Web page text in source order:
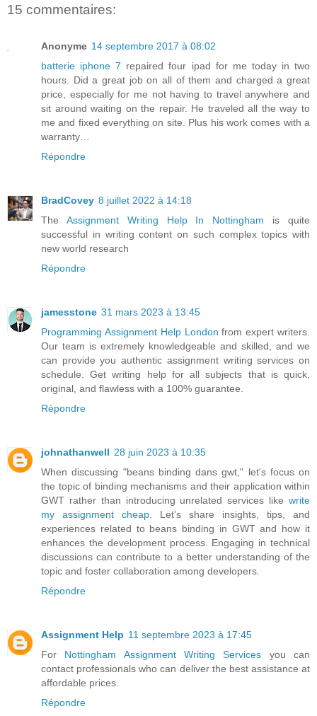
15 commentaires:
Anonyme 14 septembre 2017 à 08:02
batterie iphone 7 repaired four ipad for me today in two
hours. Did a great job on all of them and charged a great
price, especially for me not having to travel anywhere and
sit around waiting on the repair. He traveled all the way to
me and fixed everything on site. Plus his work comes with a
warranty…
Répondre
BradCovey 8 juillet 2022 à 14:18
The Assignment Writing Help In Nottingham is quite
successful in writing content on such complex topics with
new world research
Répondre
jamesstone 31 mars 2023 à 13:45
Programming Assignment Help Londonfrom expert writers.
Our team is extremely knowledgeable and skilled, and we
can provide you authentic assignment writing services on
schedule. Get writing help for all subjects that is quick,
original, and flawless with a 100% guarantee.
Répondre
johnathanwell 28 juin 2023 à 10:35
When discussing "beans binding dans gwt," let's focus on
the topic of binding mechanisms and their application within
GWT rather than introducing unrelated services like write
my assignment cheap . Let's share insights, tips, and
experiences related to beans binding in GWT and how it
enhances the development process. Engaging in technical
discussions can contribute to a better understanding of the
topic and foster collaboration among developers.
Répondre
Assignment Help 11 septembre 2023 à 17:45
For Nottingham Assignment Writing Services you can
contact professionals who can deliver the best assistance at
affordable prices.
Répondre